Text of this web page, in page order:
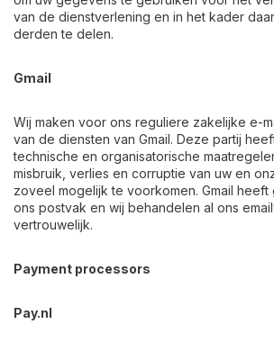
van de dienstverlening en in het kader
derden te delen.
Gmail
Wij maken voor ons reguliere zakelijke e-
van de diensten van Gmail. Deze partij
technische en organisatorische
misbruik, verlies en corruptie van uw en
zoveel mogelijk te voorkomen. Gmail
ons postvak en wij behandelen al ons
vertrouwelijk.
Payment processors
Pay.nl